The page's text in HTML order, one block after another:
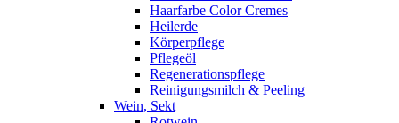
Haarfarbe Color Cremes
Heilerde
Körperpflege
Pflegeöl
Regenerationspflege
Reinigungsmilch & Peeling
Wein, Sekt